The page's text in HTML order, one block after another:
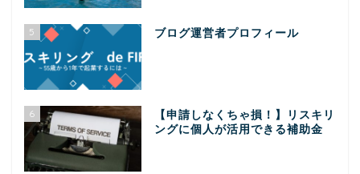
5 ブログ運営者プロフィール
6
【申請しなくちゃ損！】リスキリ
ングに個人が活用できる補助金